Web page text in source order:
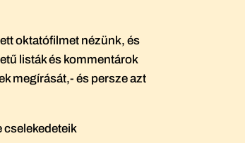
oktatófilmet nézünk, és
listák és kommentárok
megírását,- és persze azt
cselekedeteik